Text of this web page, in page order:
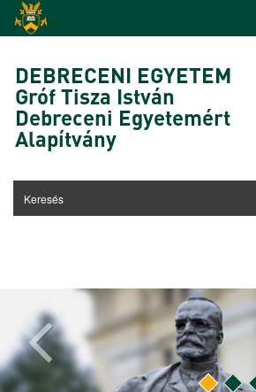
Ugrás a tartalomra
DEBRECENI EGYETEM
Gróf Tisza István
Debreceni Egyetemért
Alapítvány